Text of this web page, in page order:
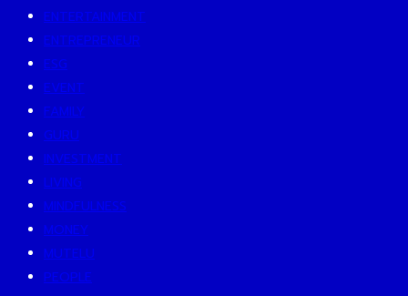
ENTERTAINMENT
ENTREPRENEUR
ESG
EVENT
FAMILY
GURU
INVESTMENT
LIVING
MINDFULNESS
MONEY
MUTELU
PEOPLE